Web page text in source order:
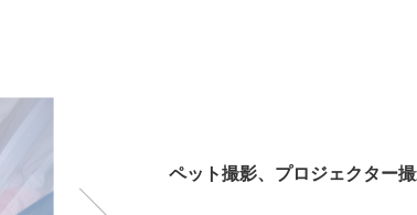
ペット撮影、プロジェクター